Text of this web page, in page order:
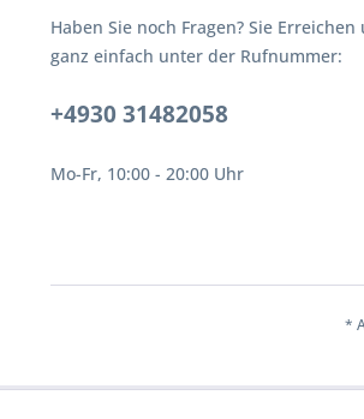
Haben Sie noch Fragen? Sie Erreichen
ganz einfach unter der Rufnummer:
+4930 31482058
Mo-Fr, 10:00 - 20:00 Uhr
*